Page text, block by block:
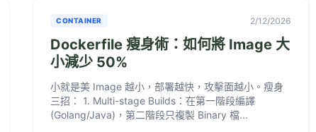
CONTAINER 2/12/2026
Dockerfile 瘦身術：如何將 Image 大
小減少 50%
小就是美 Image 越小，部署越快，攻擊面越小。瘦身
三招： 1. Multi-stage Builds：在第一階段編譯
(Golang/Java)，第二階段只複製 Binary 檔...